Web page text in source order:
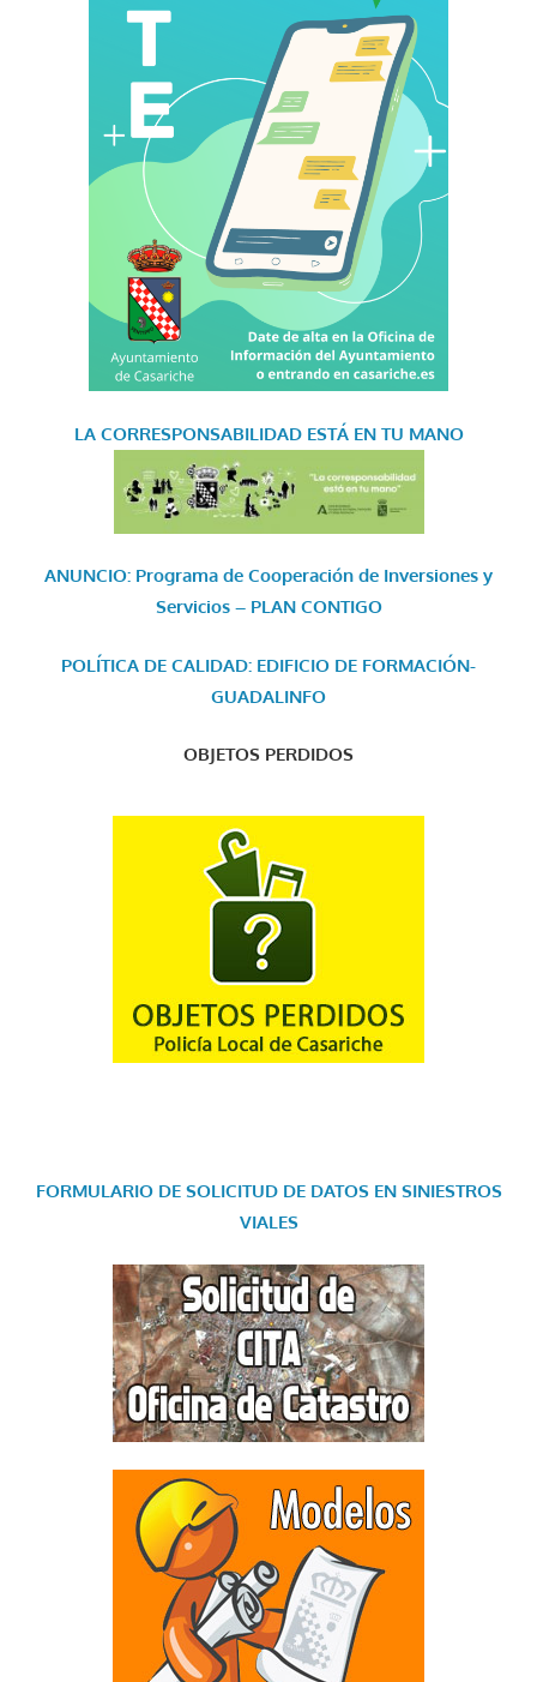
LA CORRESPONSABILIDAD ESTÁ EN TU MANO
ANUNCIO: Programa de Cooperación de Inversiones y
Servicios – PLAN CONTIGO
POLÍTICA DE CALIDAD: EDIFICIO DE FORMACIÓN-
GUADALINFO
OBJETOS PERDIDOS
FORMULARIO DE SOLICITUD DE DATOS EN SINIESTROS
VIALES